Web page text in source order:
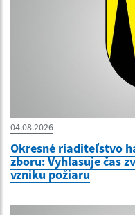
04.08.2026
Okresné riaditeľstvo
zboru: Vyhlasuje čas
vzniku požiaru